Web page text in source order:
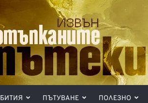
ПЪТУВАНЕ ПОЛЕЗНО